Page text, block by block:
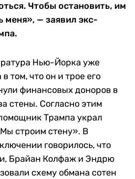
Чтобы остановить, им
меня», — заявил экс-
Нью-Йорка уже
том, что он и трое его
финансовых доноров в
стены. Согласно этим
Трампа украл
строим стену». В
говорилось, что
Брайан Колфаж и Эндрю
схему обмана сотен